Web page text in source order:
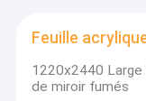
Feuille
1220x2440 Large
de miroir fumés